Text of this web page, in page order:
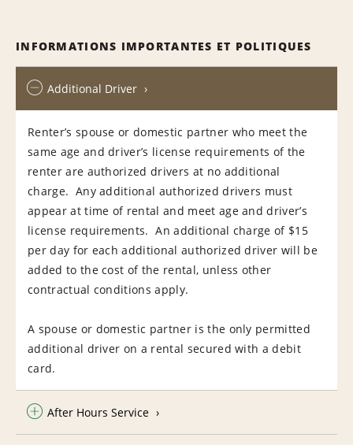
INFORMATIONS IMPORTANTES ET POLITIQUES
Additional Driver
Renter’s spouse or domestic partner who meet the
same age and driver’s license requirements of the
renter are authorized drivers at no additional
charge. Any additional authorized drivers must
appear at time of rental and meet age and driver’s
license requirements. An additional charge of $15
per day for each additional authorized driver will be
added to the cost of the rental, unless other
contractual conditions apply.
A spouse or domestic partner is the only permitted
additional driver on a rental secured with a debit
card.
After Hours Service